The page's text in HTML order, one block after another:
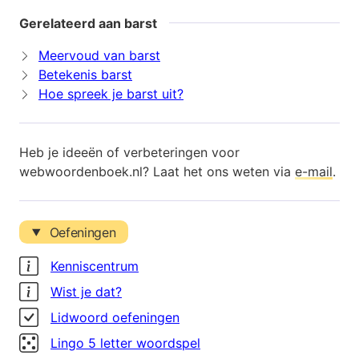
Gerelateerd aan barst
Meervoud van barst
Betekenis barst
Hoe spreek je barst uit?
Heb je ideeën of verbeteringen voor
webwoordenboek.nl? Laat het ons weten via e-mail.
Oefeningen
Kenniscentrum
Wist je dat?
Lidwoord oefeningen
Lingo 5 letter woordspel